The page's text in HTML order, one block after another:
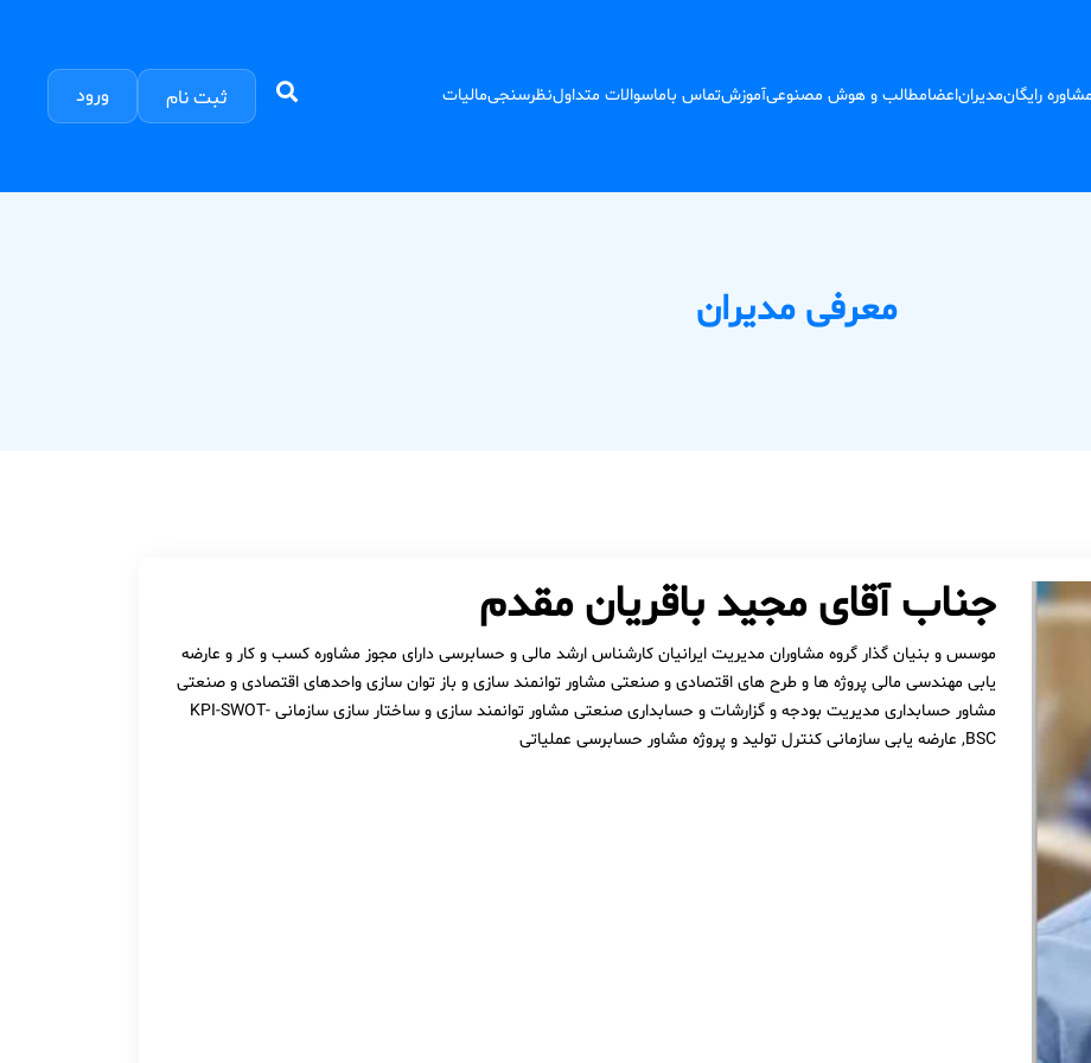
مشاوره رایگانمدیراناعضامطالب و هوش مصنوعیآموزشتماس باماسوالات متداولنظرسنجیمالیات ثبت نام ورود
معرفی مدیران
جناب آقای مجید باقریان مقدم
موسس و بنیان گذار گروه مشاوران مدیریت ایرانیان کارشناس ارشد مالی و حسابرسی دارای مجوز مشاوره کسب و کار و عارضه
یابی مهندسی مالی پروژه ها و طرح های اقتصادی و صنعتی مشاور توانمند سازی و باز توان سازی واحدهای اقتصادی و صنعتی
مشاور حسابداری مدیریت بودجه و گزارشات و حسابداری صنعتی مشاور توانمند سازی و ساختار سازی سازمانی KPI-SWOT-
BSC, عارضه یابی سازمانی کنترل تولید و پروژه مشاور حسابرسی عملیاتی